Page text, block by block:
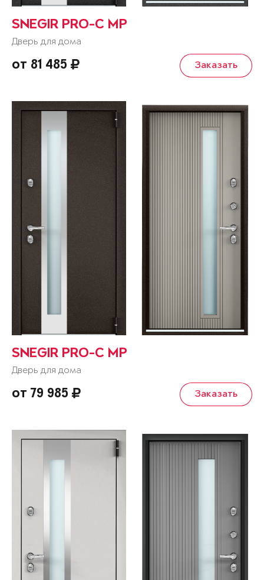
SNEGIR PRO-C MP
Дверь для дома
от 81 485 Заказать
SNEGIR PRO-C MP
Дверь для дома
от 79 985 Заказать